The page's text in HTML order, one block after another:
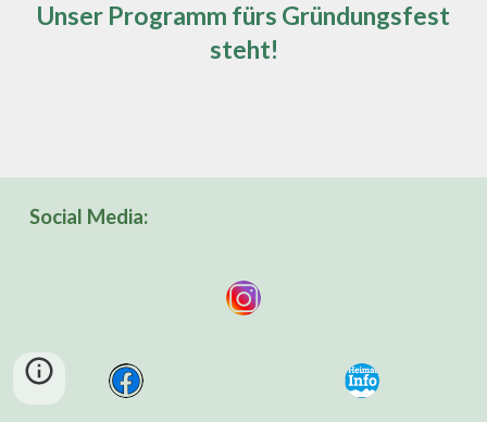
Unser Programm fürs Gründungsfest
steht!
Social Media: